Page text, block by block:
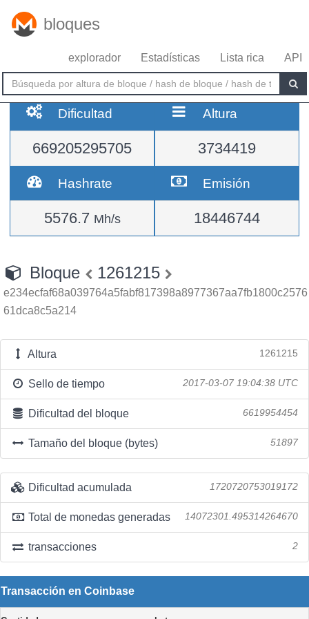
bloques
explorador Estadísticas Lista rica API
Dificultad
669205295705
Altura
3734419
Hashrate
5576.7 Mh/s
Emisión
18446744
Bloque 1261215
e234ecfaf68a039764a5fabf817398a8977367aa7fb1800c2576
61dca8c5a214
Altura 1261215
Sello de tiempo 2017-03-07 19:04:38 UTC
Dificultad del bloque 6619954454
Tamaño del bloque (bytes) 51897
Dificultad acumulada 1720720753019172
Total de monedas generadas 14072301.495314264670
transacciones 2
Transacción en Coinbase